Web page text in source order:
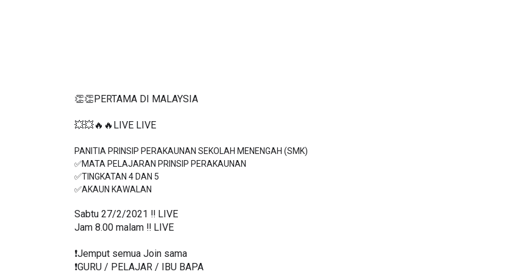
👏👏PERTAMA DI MALAYSIA
💥💥🔥🔥LIVE LIVE
PANITIA PRINSIP PERAKAUNAN SEKOLAH MENENGAH (SMK)
✅MATA PELAJARAN PRINSIP PERAKAUNAN
✅TINGKATAN 4 DAN 5
Sabtu 27/2/2021 ‼️ LIVE
Jam 8.00 malam ‼️ LIVE
❗️Jemput semua Join sama
❗️GURU / PELAJAR / IBU BAPA